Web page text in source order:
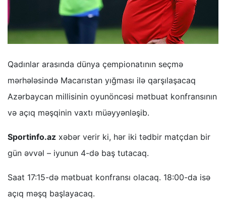
Qadınlar arasında dünya çempionatının seçmə
mərhələsində Macarıstan yığması ilə qarşılaşacaq
Azərbaycan millisinin oyunöncəsi mətbuat konfransının
və açıq məşqinin vaxtı müəyyənləşib.
Sportinfo.az xəbər verir ki, hər iki tədbir matçdan bir
gün əvvəl – iyunun 4-də baş tutacaq.
Saat 17:15-də mətbuat konfransı olacaq. 18:00-da isə
açıq məşq başlayacaq.